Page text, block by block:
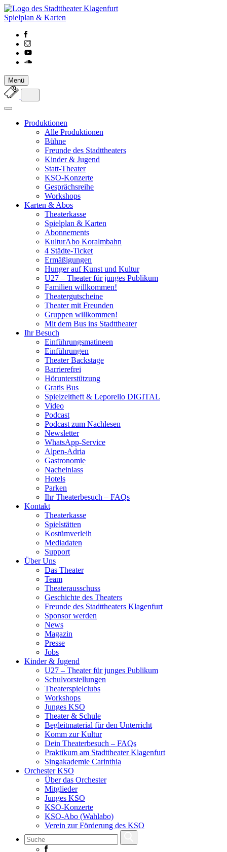
Spielplan & Karten
Menü
Produktionen
Alle Produktionen
Bühne
Freunde des Stadttheaters
Kinder & Jugend
Statt-Theater
KSO-Konzerte
Gesprächsreihe
Workshops
Karten & Abos
Theaterkasse
Spielplan & Karten
Abonnements
KulturAbo Koralmbahn
4 Städte-Ticket
Ermäßigungen
Hunger auf Kunst und Kultur
U27 – Theater für junges Publikum
Familien willkommen!
Theatergutscheine
Theater mit Freunden
Gruppen willkommen!
Mit dem Bus ins Stadttheater
Ihr Besuch
Einführungsmatineen
Einführungen
Theater Backstage
Barrierefrei
Hörunterstützung
Gratis Bus
Spielzeitheft & Leporello DIGITAL
Video
Podcast
Podcast zum Nachlesen
Newsletter
WhatsApp-Service
Alpen-Adria
Gastronomie
Nacheinlass
Hotels
Parken
Ihr Theaterbesuch – FAQs
Kontakt
Theaterkasse
Spielstätten
Kostümverleih
Mediadaten
Support
Über Uns
Das Theater
Team
Theaterausschuss
Geschichte des Theaters
Freunde des Stadttheaters Klagenfurt
Sponsor werden
News
Magazin
Presse
Jobs
Kinder & Jugend
U27 – Theater für junges Publikum
Schulvorstellungen
Theaterspielclubs
Workshops
Junges KSO
Theater & Schule
Begleitmaterial für den Unterricht
Komm zur Kultur
Dein Theaterbesuch – FAQs
Praktikum am Stadttheater Klagenfurt
Singakademie Carinthia
Orchester KSO
Über das Orchester
Mitglieder
Junges KSO
KSO-Konzerte
KSO-Abo (Wahlabo)
Verein zur Förderung des KSO